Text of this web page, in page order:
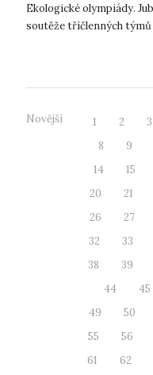
Ekologické olympiády.
soutěže tříčlenných
Novější 1 2 3
8
9
14
15
20
21
26
27
32
33
38
39
44
45
49
50
55
56
61
62